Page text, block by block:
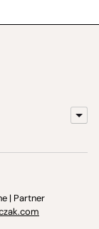
| Partner